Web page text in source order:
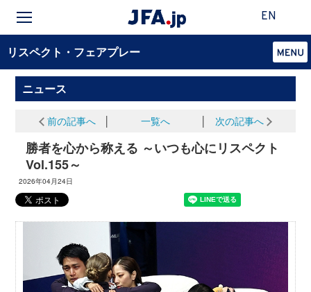
EN
リスペクト・フェアプレー
ニュース
前の記事へ 一覧へ 次の記事へ
勝者を心から称える ～いつも心にリスペクト
Vol.155～
2026年04月24日